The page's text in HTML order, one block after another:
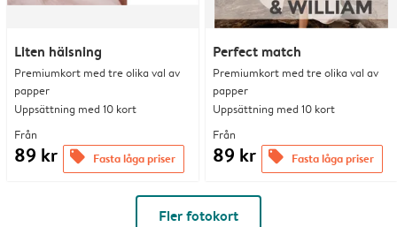
Liten hälsning
Premiumkort med tre olika val av
papper
Uppsättning med 10 kort
Från
89 kr offers Fasta låga priser
Perfect match
Premiumkort med tre olika val av
papper
Uppsättning med 10 kort
Från
89 kr offers Fasta låga priser
Fler fotokort